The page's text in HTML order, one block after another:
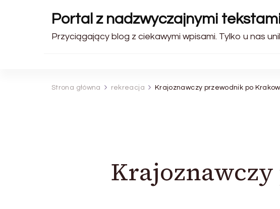
Portal z nadzwyczajnymi
Przyciągający blog z ciekawymi wpisami. Tylko u nas
Strona główna rekreacja Krajoznawczy przewodnik po